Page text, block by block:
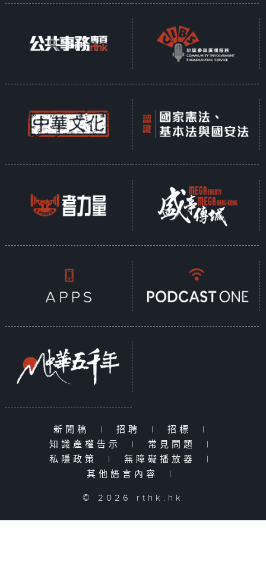
新聞稿 | 招聘 | 招標
|
知識產權告示
| 常見問題
|
私隱政策
| 無障礙播放器
|
其他語言內容
|
© 2026 rthk.hk